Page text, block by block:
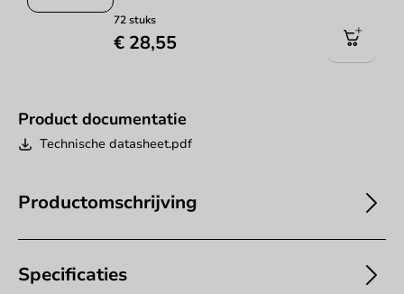
Product documentatie
Technische datasheet.pdf
Productomschrijving
Specificaties
72 stuks
€ 28,55